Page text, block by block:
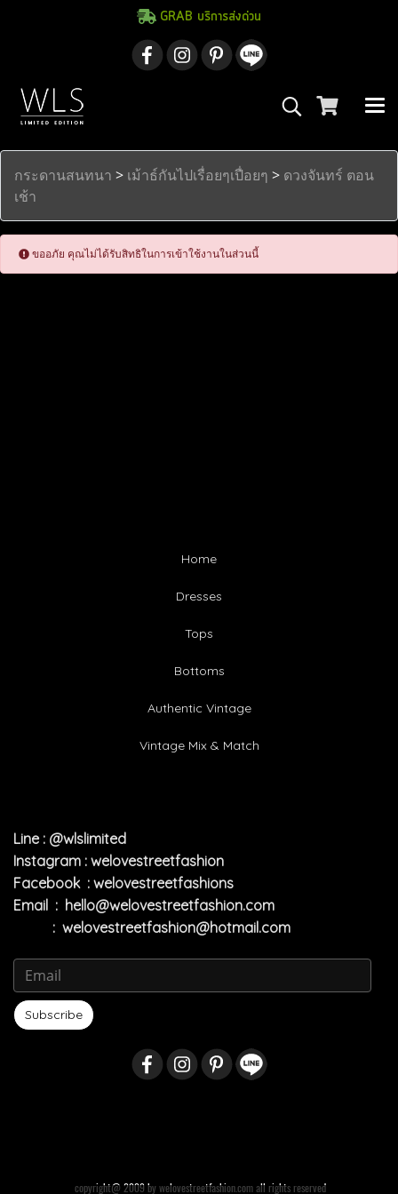
GRAB บริการส่งด่วน
กระดานสนทนา > เม้าธ์กันไปเรื่อยๆเปื่อยๆ > ดวงจันทร์ ตอน
เช้า
ขออภัย คุณไม่ได้รับสิทธิในการเข้าใช้งานในส่วนนี้
Home
Dresses
Tops
Bottoms
Authentic Vintage
Vintage Mix & Match
Line : @wlslimited
Instagram : welovestreetfashion
Facebook : welovestreetfashions
Email : hello@welovestreetfashion.com
: welovestreetfashion@hotmail.com
Subscribe
copyright@ 2009 by welovestreetfashion.com all rights reserved